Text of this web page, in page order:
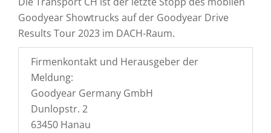
Goodyear Showtrucks auf der Goodyear Drive
Results Tour 2023 im DACH-Raum.
Firmenkontakt und Herausgeber der
Meldung:
Goodyear Germany GmbH
Dunlopstr. 2
63450 Hanau